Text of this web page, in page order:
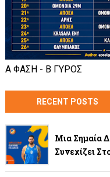
Α ΦΑΣΗ - Β ΓΥΡΟΣ
RECENT POSTS
Μια Σημαία
Συνεχίζει